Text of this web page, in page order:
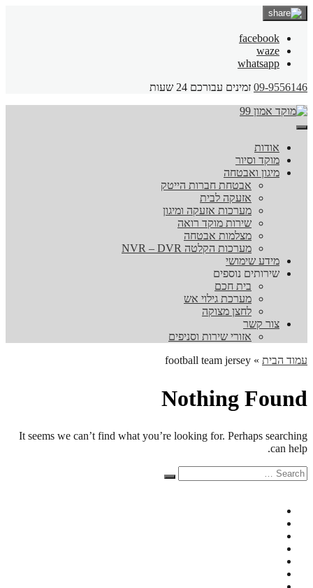
facebook
waze
whatsapp
09-9556146 זמינים עבורכם 24 שעות
אודות
מוקד וסיור
מיגון ואבטחה
אבטחת חברות הייטק
אזעקה לבית
מערכות אזעקה ומיגון
שירות מוקד רואה
מצלמות אבטחה
מערכות הקלטה NVR – DVR
מידע שימושי
שירותים נוספים
בית חכם
מערכת גילוי אש
לחצן מצוקה
צור קשר
אזורי שירות וסניפים
עמוד הבית »
football team jersey
Nothing Found
It seems we can’t find what you’re looking for. Perhaps searching
can help.
Search
for:
Search